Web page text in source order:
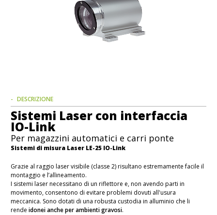
DESCRIZIONE
Sistemi Laser con interfaccia
IO-Link
Per magazzini automatici e carri ponte
Sistemi di misura Laser LE-25 IO-Link
Grazie al raggio laser visibile (classe 2) risultano estremamente facile il
montaggio e l’allineamento.
I sistemi laser necessitano di un riflettore e, non avendo parti in
movimento, consentono di evitare problemi dovuti all'usura
meccanica. Sono dotati di una robusta custodia in alluminio che li
rende idonei anche per ambienti gravosi.